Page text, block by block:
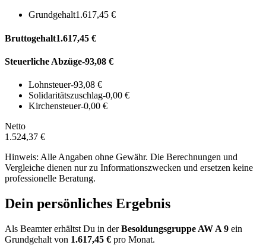
Grundgehalt1.617,45 €
Bruttogehalt1.617,45 €
Steuerliche Abzüge-93,08 €
Lohnsteuer-93,08 €
Solidaritätszuschlag-0,00 €
Kirchensteuer-0,00 €
Netto
1.524,37 €
Hinweis: Alle Angaben ohne Gewähr. Die Berechnungen und
Vergleiche dienen nur zu Informationszwecken und ersetzen keine
professionelle Beratung.
Dein persönliches Ergebnis
Als Beamter erhältst Du in derBesoldungsgruppe AW A 9 ein
Grundgehalt von 1.617,45 € pro Monat.